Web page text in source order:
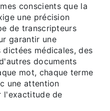
conscients que la
une précision
de transcripteurs
garantir une
médicales, des
documents
mot, chaque terme
une attention
l'exactitude de